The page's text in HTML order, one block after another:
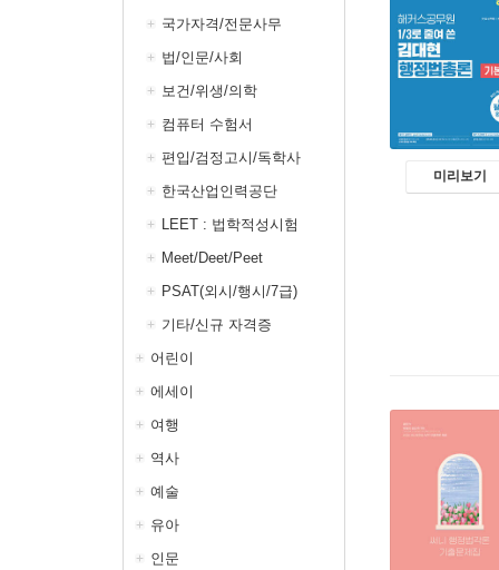
국가자격/전문사무
법/인문/사회
보건/위생/의학
컴퓨터 수험서
편입/검정고시/독학사
한국산업인력공단
LEET : 법학적성시험
Meet/Deet/Peet
PSAT(외시/행시/7급)
기타/신규 자격증
어린이
에세이
여행
역사
예술
유아
인문
미리보기